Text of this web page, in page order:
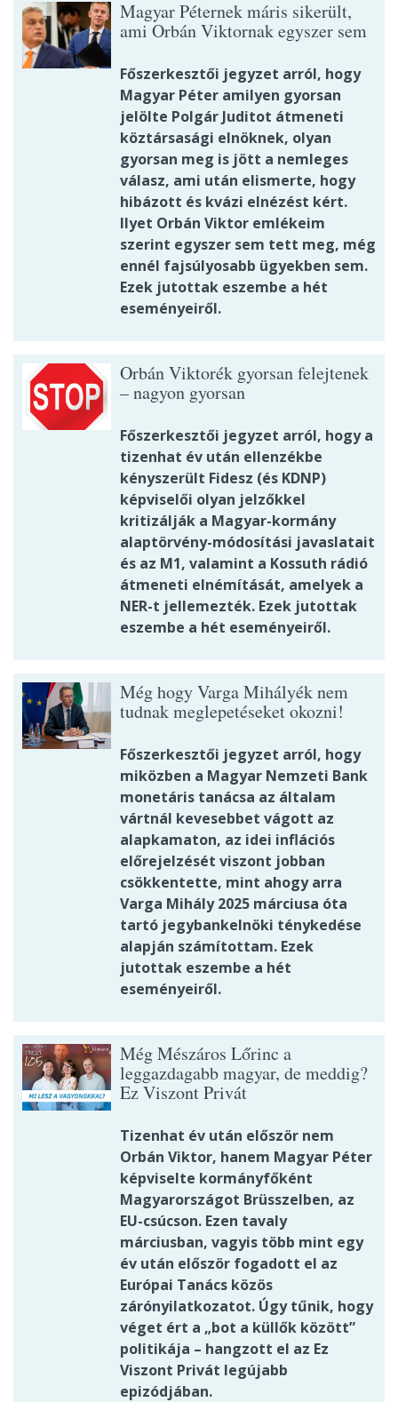
Magyar Péternek máris sikerült,
ami Orbán Viktornak egyszer sem
Főszerkesztői jegyzet arról, hogy
Magyar Péter amilyen gyorsan
jelölte Polgár Juditot átmeneti
köztársasági elnöknek, olyan
gyorsan meg is jött a nemleges
válasz, ami után elismerte, hogy
hibázott és kvázi elnézést kért.
Ilyet Orbán Viktor emlékeim
szerint egyszer sem tett meg, még
ennél fajsúlyosabb ügyekben sem.
Ezek jutottak eszembe a hét
eseményeiről.
Orbán Viktorék gyorsan felejtenek
– nagyon gyorsan
Főszerkesztői jegyzet arról, hogy a
tizenhat év után ellenzékbe
kényszerült Fidesz (és KDNP)
képviselői olyan jelzőkkel
kritizálják a Magyar-kormány
alaptörvény-módosítási javaslatait
és az M1, valamint a Kossuth rádió
átmeneti elnémítását, amelyek a
NER-t jellemezték. Ezek jutottak
eszembe a hét eseményeiről.
Még hogy Varga Mihályék nem
tudnak meglepetéseket okozni!
Főszerkesztői jegyzet arról, hogy
miközben a Magyar Nemzeti Bank
monetáris tanácsa az általam
vártnál kevesebbet vágott az
alapkamaton, az idei inflációs
előrejelzését viszont jobban
csökkentette, mint ahogy arra
Varga Mihály 2025 márciusa óta
tartó jegybankelnöki ténykedése
alapján számítottam. Ezek
jutottak eszembe a hét
eseményeiről.
Még Mészáros Lőrinc a
leggazdagabb magyar, de meddig?
Ez Viszont Privát
Tizenhat év után először nem
Orbán Viktor, hanem Magyar Péter
képviselte kormányfőként
Magyarországot Brüsszelben, az
EU-csúcson. Ezen tavaly
márciusban, vagyis több mint egy
év után először fogadott el az
Európai Tanács közös
zárónyilatkozatot. Úgy tűnik, hogy
véget ért a „bot a küllők között”
politikája – hangzott el az Ez
Viszont Privát legújabb
epizódjában.